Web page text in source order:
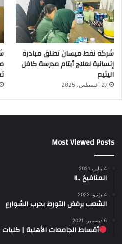
شركة نفط ميسان تطلق مبادرة
إنسانية لعلاج أيتام مدرسة كافل
اليتيم
27 أغسطس، 2025
Most Viewed Posts
4 يناير، 2021
المنافيخ ..!!
4 يونيو، 2022
الشعب يرفض التورط بحرب الشوارع
6 ديسمبر، 2021
أقساط الجامعات الأهلية |